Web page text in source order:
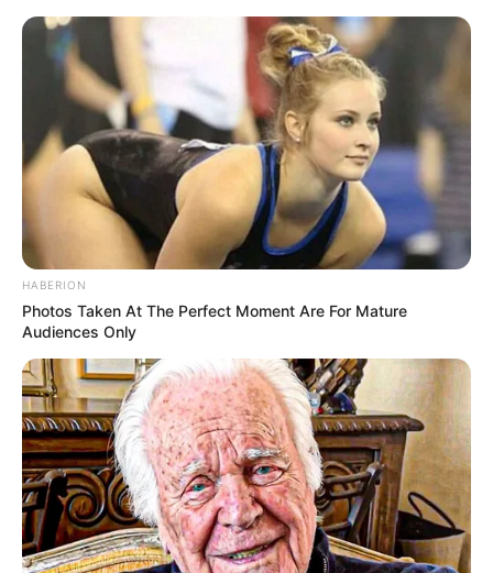
En una economía cada vez más digitalizada, las
tarjetas premium ya no solo reflejan capacidad
económica, sino también acceso a un
ecosistema financiero diseñado para
consumidores de alto perfil.
HABERION
Photos Taken At The Perfect Moment Are For Mature
Audiences Only